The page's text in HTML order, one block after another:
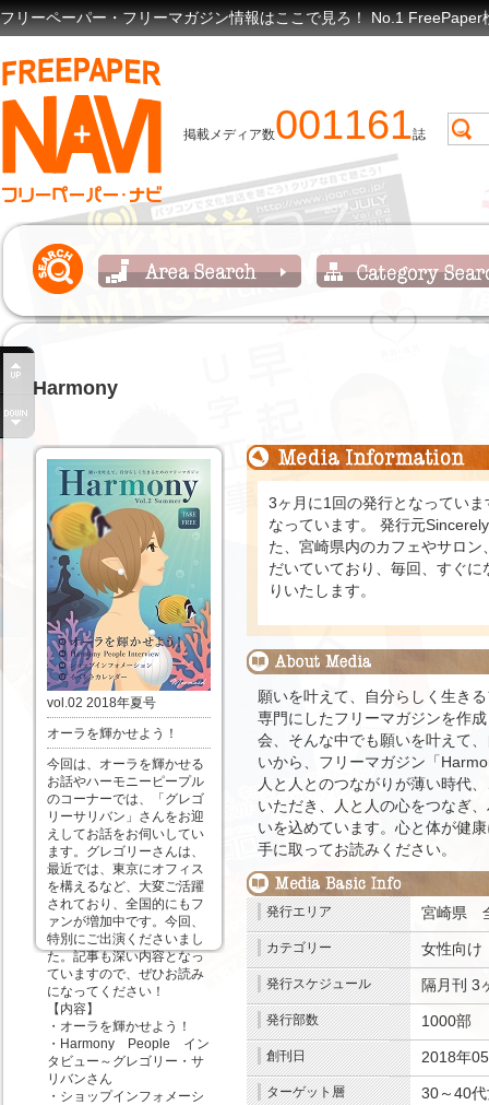
フリーペーパー・フリーマガジン情報はここで見ろ！ No.1
掲載メディア数001161誌
Harmony
vol.02 2018年夏号
オーラを輝かせよう！
今回は、オーラを輝かせる
お話やハーモニーピープル
のコーナーでは、「グレゴ
リーサリバン」さんをお迎
えしてお話をお伺いしてい
ます。グレゴリーさんは、
最近では、東京にオフィス
を構えるなど、大変ご活躍
されており、全国的にもフ
ァンが増加中です。今回、
特別にご出演くださいまし
た。記事も深い内容となっ
ていますので、ぜひお読み
になってください！
【内容】
・オーラを輝かせよう！
・Harmony People イン
タビュー～グレゴリー・サ
リバンさん
・ショップインフォメーシ
3ヶ月に1回の発行となってい
なっています。 発行元
た、宮崎県内のカフェやサロ
だいていており、毎回、すぐ
りいたします。
願いを叶えて、自分らしく生き
専門にしたフリーマガジンを作
会、そんな中でも願いを叶えて
いから、フリーマガジン「
人と人とのつながりが薄い時代
いただき、人と人の心をつなぎ
いを込めています。心と体が健
手に取ってお読みください。
発行エリア 宮崎県
カテゴリー 女性向け
発行スケジュール 隔月刊 3
発行部数 1000部
創刊日 2018年
ターゲット層 30～40